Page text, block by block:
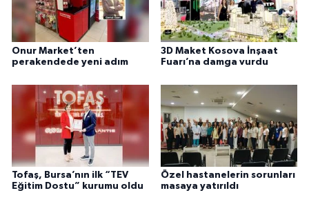
Onur Market’ten
perakendede yeni adım
3D Maket Kosova İnşaat
Fuarı’na damga vurdu
Tofaş, Bursa’nın ilk “TEV
Eğitim Dostu” kurumu oldu
Özel hastanelerin sorunları
masaya yatırıldı